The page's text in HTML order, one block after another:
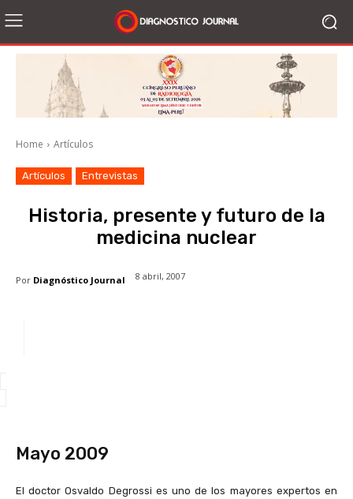
Home Artículos
Artículos Entrevistas
Historia, presente y futuro de la
medicina nuclear
Por Diagnóstico Journal 8 abril, 2007
Mayo 2009
El doctor Osvaldo Degrossi es uno de los mayores expertos en